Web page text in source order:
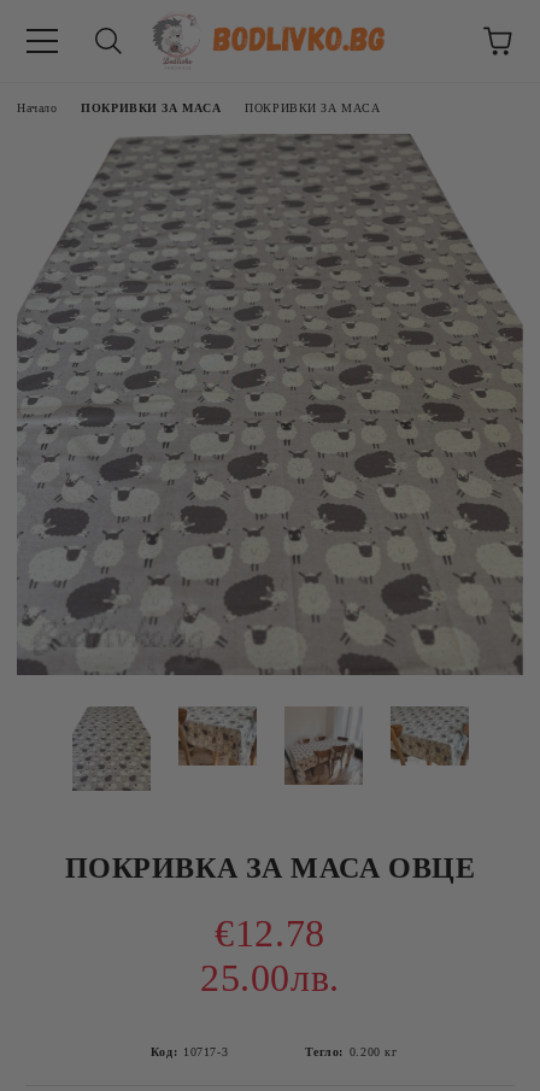
Начало ПОКРИВКИ ЗА МАСА ПОКРИВКИ ЗА МАСА
ПОКРИВКА ЗА МАСА ОВЦЕ
€12.78
25.00лв.
Код: 10717-3 Тегло: 0.200 кг